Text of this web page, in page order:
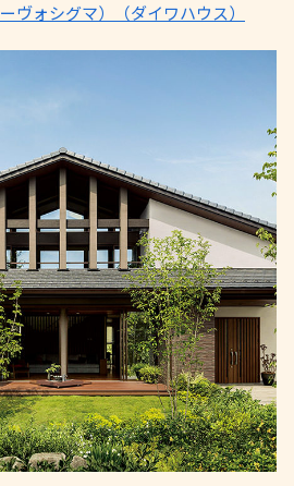
ヴォシグマ）（ダイワハウス）